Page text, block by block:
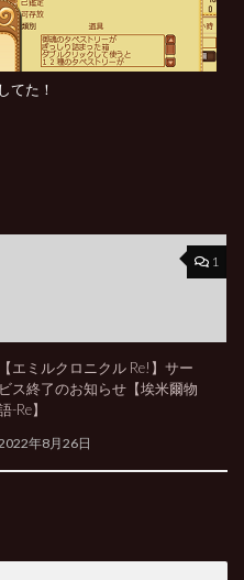
てた！
1
【エミルクロニクル Re!】サー
ビス終了のお知らせ【埃米爾物
-Re】
年8月26日